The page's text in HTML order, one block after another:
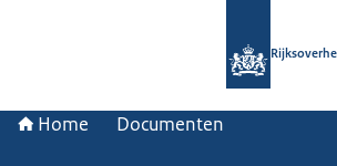
Home Documenten